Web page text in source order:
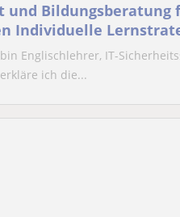
und Bildungsberatung
Englischlehrer, IT-
ich die...